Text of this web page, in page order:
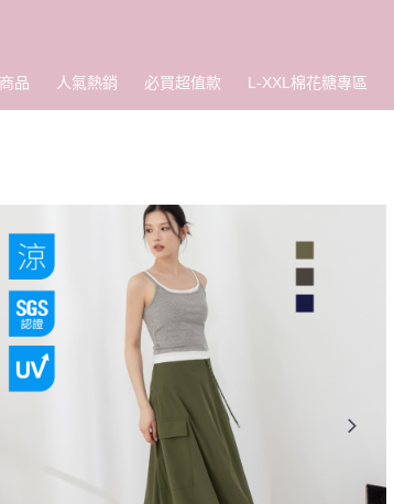
品 人氣熱銷 必買超值款 L-XXL棉花糖專區